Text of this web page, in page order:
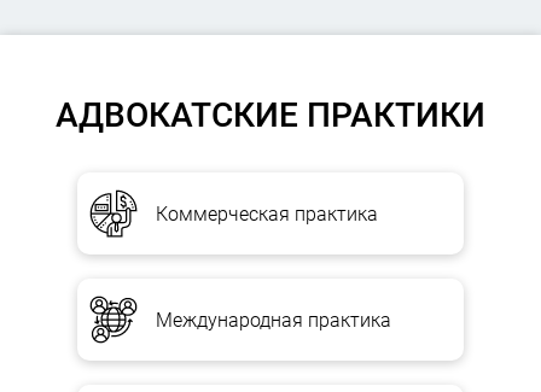
АДВОКАТСКИЕ ПРАКТИКИ
Коммерческая практика
Международная практика